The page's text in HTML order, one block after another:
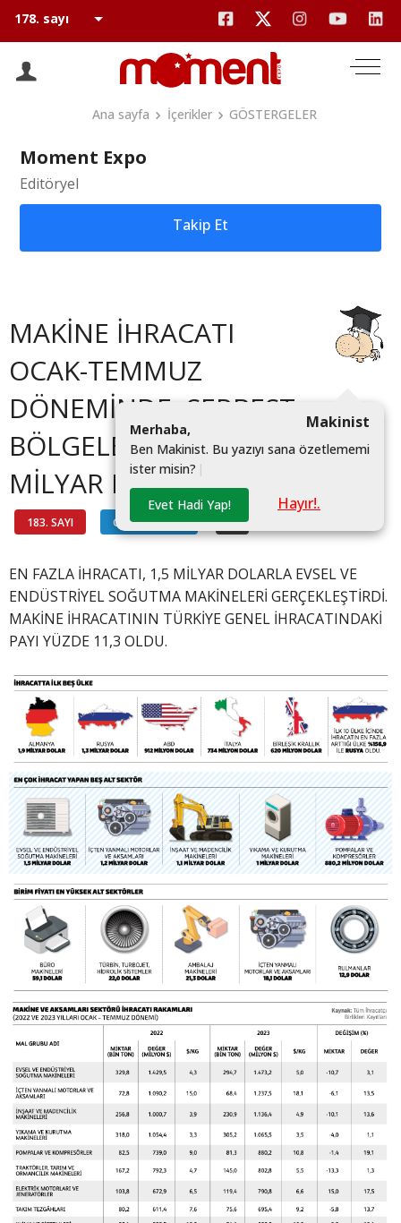
Ana sayfa İçerikler GÖSTERGELER
Moment Expo
Editöryel
Takip Et
MAKİNE İHRACATI
OCAK-TEMMUZ
DÖNEMİNDE, SERBEST
BÖLGELER DÂHİL 16,1
MİLYAR DOLAR OLDU
183. SAYI GÖSTERGELER #
Makinist
Merhaba,
Ben Makinist. Bu yazıyı sana özetlememi
ister misin? |
Evet Hadi Yap! Hayır!.
EN FAZLA İHRACATI, 1,5 MİLYAR DOLARLA EVSEL VE
ENDÜSTRİYEL SOĞUTMA MAKİNELERİ GERÇEKLEŞTİRDİ.
MAKİNE İHRACATININ TÜRKİYE GENEL İHRACATINDAKİ
PAYI YÜZDE 11,3 OLDU.